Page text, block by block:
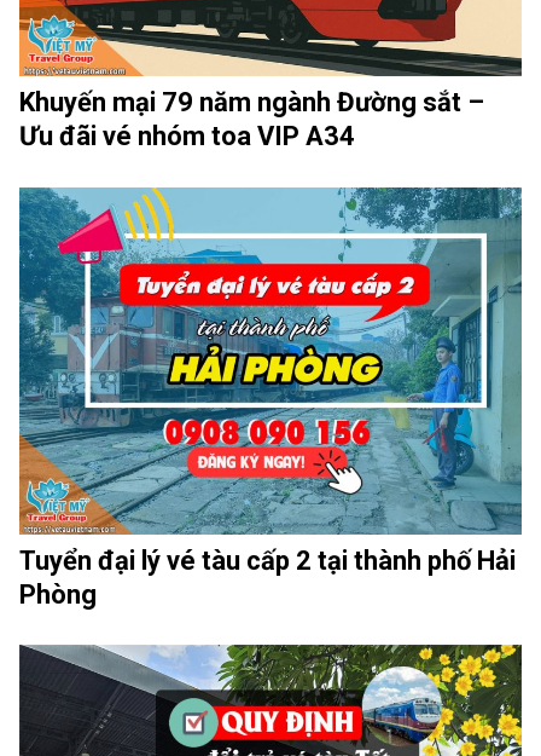
Khuyến mại 79 năm ngành Đường sắt –
Ưu đãi vé nhóm toa VIP A34
Tuyển đại lý vé tàu cấp 2 tại thành phố Hải
Phòng